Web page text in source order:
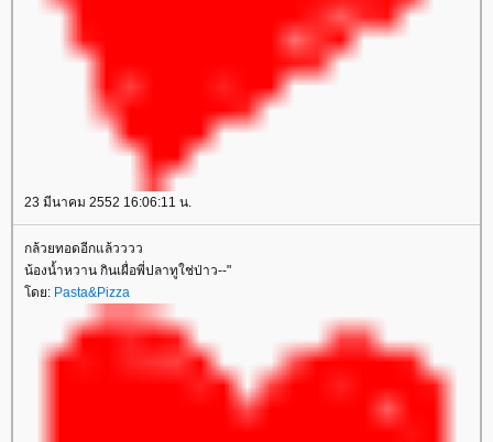
23 มีนาคม 2552 16:06:11 น.
กล้วยทอดอีกแล้วววว
น้องน้ำหวาน กินเผื่อพี่ปลาทูใช่ป่าว--"
ดย: Pasta&Pizza